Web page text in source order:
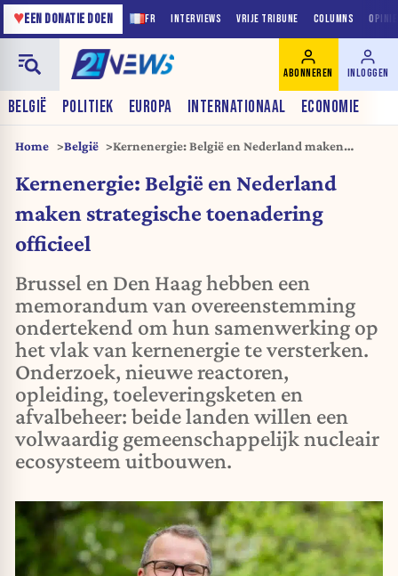
FR INTERVIEWS VRIJE TRIBUNE COLUMNS
♥EEN DONATIE DOEN
BELGIË POLITIEK EUROPA INTERNATIONAAL ECONOMIE
ABONNEREN INLOGGEN
Home België
Kernenergie: België en Nederland maken
Kernenergie: België en Nederland
maken strategische toenadering
officieel
Brussel en Den Haag hebben een
memorandum van overeenstemming
ondertekend om hun samenwerking op
het vlak van kernenergie te versterken.
Onderzoek, nieuwe reactoren,
opleiding, toeleveringsketen en
afvalbeheer: beide landen willen een
volwaardig gemeenschappelijk nucleair
ecosysteem uitbouwen.